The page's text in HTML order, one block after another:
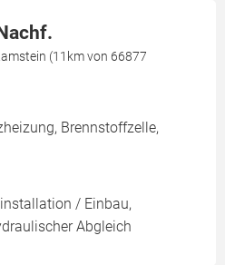
(11km von 66877
Brennstoffzelle,
/ Einbau,
Abgleich